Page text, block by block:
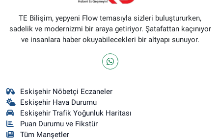
TE Bilişim, yepyeni Flow temasıyla sizleri buluştururken,
sadelik ve modernizmi bir araya getiriyor. Şatafattan kaçınıyor
ve insanlara haber okuyabilecekleri bir altyapı sunuyor.
Eskişehir Nöbetçi Eczaneler
Eskişehir Hava Durumu
Eskişehir Trafik Yoğunluk Haritası
Puan Durumu ve Fikstür
Tüm Manşetler